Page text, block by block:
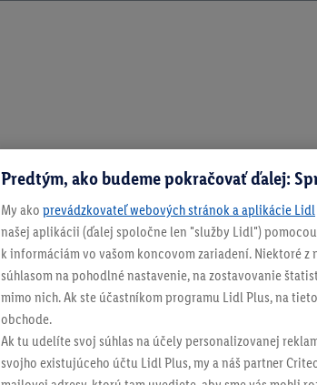
Predtým, ako budeme pokračovať ďalej:
My ako prevádzkovateľ webových stránok a aplikácie Lidl
našej aplikácii (ďalej spoločne len "služby Lidl")
k informáciám vo vašom koncovom zariadení. Niektoré
súhlasom na pohodlné nastavenie, na zostavovanie
mimo nich. Ak ste účastníkom programu Lidl Plus, na
obchode.
Ak tu udelíte svoj súhlas na účely personalizovanej
svojho existujúceho účtu Lidl Plus, my a náš partner